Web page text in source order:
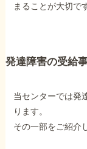
まることが大切で
発達障害の受給
当センターでは発
ります。
その一部をご紹介